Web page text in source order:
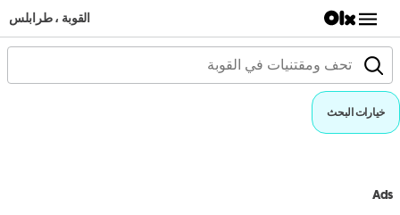
القوبة ، طرابلس
خيارات البحث
Ads